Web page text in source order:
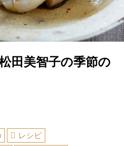
田美智子の季節の
レシピ